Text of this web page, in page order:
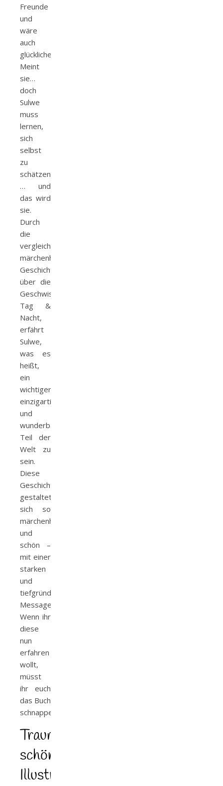
Freunde
und
wäre
auch
glücklicher.
Meint
sie…
doch
Sulwe
muss
lernen,
sich
selbst
zu
schätzen
… und
das wird
sie.
Durch
die
vergleichbare
märchenhafte
Geschichte
über die
Geschwister
Tag &
Nacht,
erfährt
Sulwe,
was es
heißt,
ein
wichtiger,
einzigartiger
und
wunderbarer
Teil der
Welt zu
sein.
Diese
Geschichte
gestaltet
sich so
märchenhaft
und
schön –
mit einer
starken
und
tiefgründigen
Message.
Wenn ihr
diese
nun
erfahren
wollt,
müsst
ihr euch
das Buch
schnappen….
Traumhaft
schöne
Illustrationen